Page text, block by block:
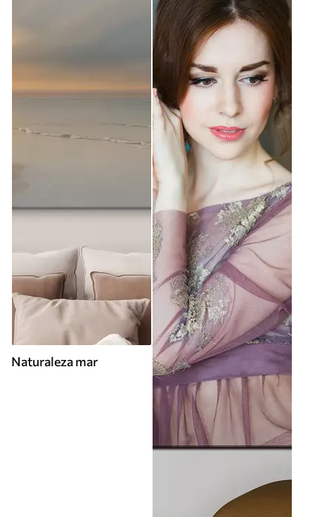
Naturaleza mar